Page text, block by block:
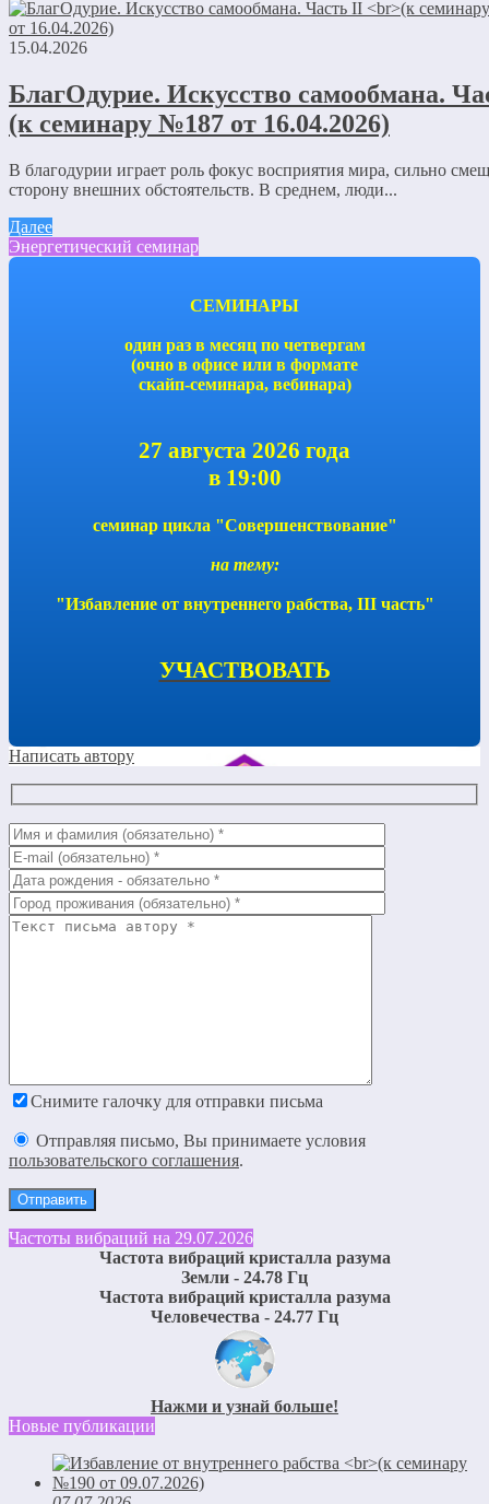
15.04.2026
БлагОдурие. Искусство самообмана.
(к семинару №187 от 16.04.2026)
В благодурии играет роль фокус восприятия мира, сильно
сторону внешних обстоятельств. В среднем, люди...
Далее
Энергетический семинар
СЕМИНАРЫ
один раз в месяц по четвергам
(очно в офисе или в формате
скайп-семинара, вебинара)
27 августа 2026 года
в 19:00
семинар цикла "Совершенствование"
на тему:
"Избавление от внутреннего рабства, III часть"
УЧАСТВОВАТЬ
Написать автору
Снимите галочку для отправки письма
Отправляя письмо, Вы принимаете условия
пользовательского соглашения.
Частоты вибраций на 29.07.2026
Частота вибраций кристалла разума
Земли - 24.78 Гц
Частота вибраций кристалла разума
Человечества - 24.77 Гц
Нажми и узнай больше!
Новые публикации